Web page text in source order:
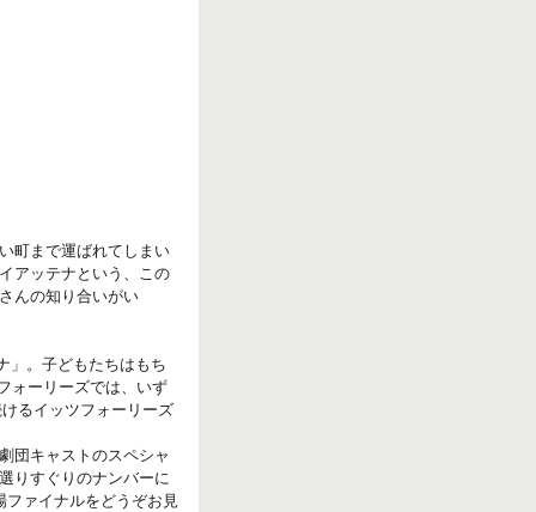
町まで運ばれてしまい
アッテナという、この
んの知り合いがい
」。子どもたちはもち
ォーリーズでは、いず
るイッツフォーリーズ
団キャストのスペシャ
りすぐりのナンバーに
ファイナルをどうぞお見